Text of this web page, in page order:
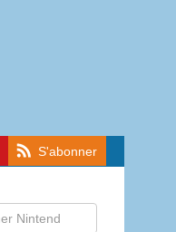
S'abonner